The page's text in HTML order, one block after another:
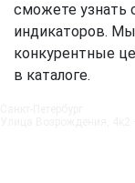
сможете узнать
индикаторов.
конкурентные
в каталоге.